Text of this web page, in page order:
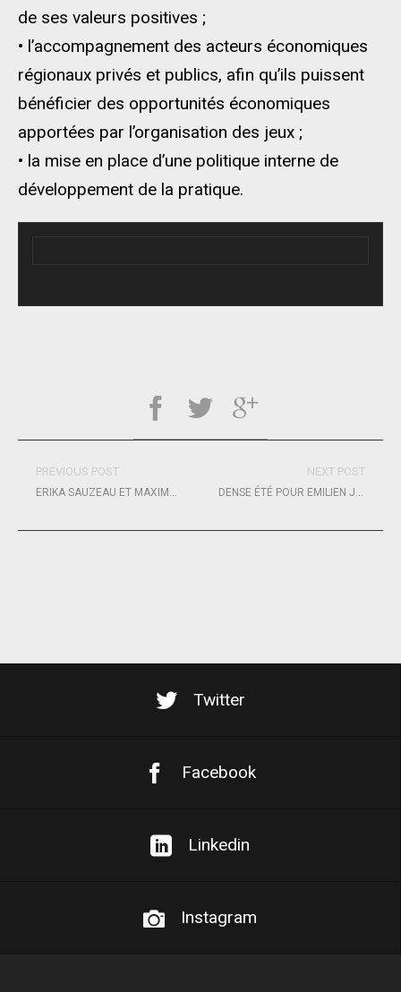
de ses valeurs positives ;
• l’accompagnement des acteurs économiques
régionaux privés et publics, afin qu’ils puissent
bénéficier des opportunités économiques
apportées par l’organisation des jeux ;
• la mise en place d’une politique interne de
développement de la pratique.
PREVIOUS POST
ERIKA SAUZEAU ET MAXIME BEAUMONT AU TOP !
NEXT POST
DENSE ÉTÉ POUR EMILIEN JACQUELIN
Twitter
Facebook
Linkedin
Instagram